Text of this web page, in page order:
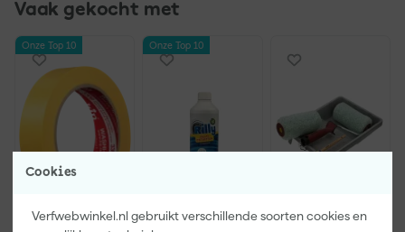
Cookies
Verfwebwinkel.nl gebruikt verschillende soorten cookies en
Vaak gekocht met
Onze Top 10 Onze Top 10